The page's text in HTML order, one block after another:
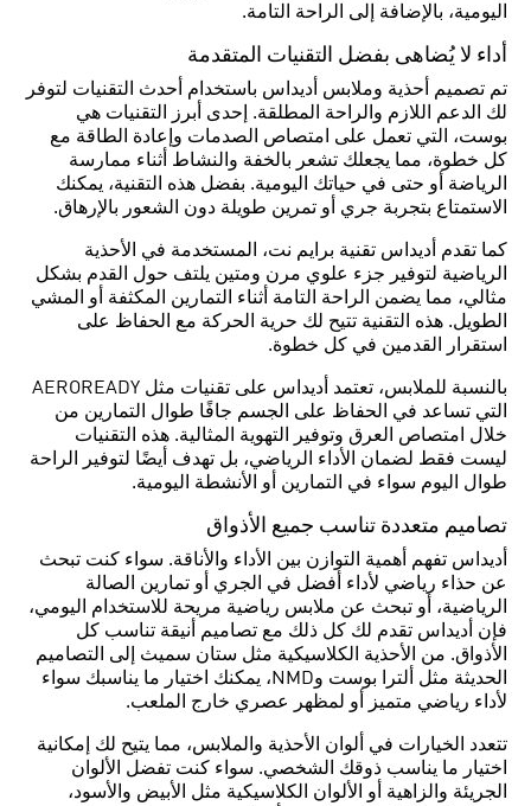
اليومية، بالإضافة إلى الراحة التامة.
أداء لا يُضاهى بفضل التقنيات المتقدمة
تم تصميم أحذية وملابس أديداس باستخدام أحدث التقنيات لتوفر
لك الدعم اللازم والراحة المطلقة. إحدى أبرز التقنيات هي
بوست، التي تعمل على امتصاص الصدمات وإعادة الطاقة مع
كل خطوة، مما يجعلك تشعر بالخفة والنشاط أثناء ممارسة
الرياضة أو حتى في حياتك اليومية. بفضل هذه التقنية، يمكنك
الاستمتاع بتجربة جري أو تمرين طويلة دون الشعور بالإرهاق.
كما تقدم أديداس تقنية برايم نت، المستخدمة في الأحذية
الرياضية لتوفير جزء علوي مرن ومتين يلتف حول القدم بشكل
مثالي، مما يضمن الراحة التامة أثناء التمارين المكثفة أو المشي
الطويل. هذه التقنية تتيح لك حرية الحركة مع الحفاظ على
استقرار القدمين في كل خطوة.
بالنسبة للملابس، تعتمد أديداس على تقنيات مثل AEROREADY
التي تساعد في الحفاظ على الجسم جافًا طوال التمارين من
خلال امتصاص العرق وتوفير التهوية المثالية. هذه التقنيات
ليست فقط لضمان الأداء الرياضي، بل تهدف أيضًا لتوفير الراحة
طوال اليوم سواء في التمارين أو الأنشطة اليومية.
تصاميم متعددة تناسب جميع الأذواق
أديداس تفهم أهمية التوازن بين الأداء والأناقة. سواء كنت تبحث
عن حذاء رياضي لأداء أفضل في الجري أو تمارين الصالة
الرياضية، أو تبحث عن ملابس رياضية مريحة للاستخدام اليومي،
فإن أديداس تقدم لك كل ذلك مع تصاميم أنيقة تناسب كل
الأذواق. من الأحذية الكلاسيكية مثل ستان سميث إلى التصاميم
الحديثة مثل ألترا بوست وNMD، يمكنك اختيار ما يناسبك سواء
لأداء رياضي متميز أو لمظهر عصري خارج الملعب.
تتعدد الخيارات في ألوان الأحذية والملابس، مما يتيح لك إمكانية
اختيار ما يناسب ذوقك الشخصي. سواء كنت تفضل الألوان
الجريئة والزاهية أو الألوان الكلاسيكية مثل الأبيض والأسود،